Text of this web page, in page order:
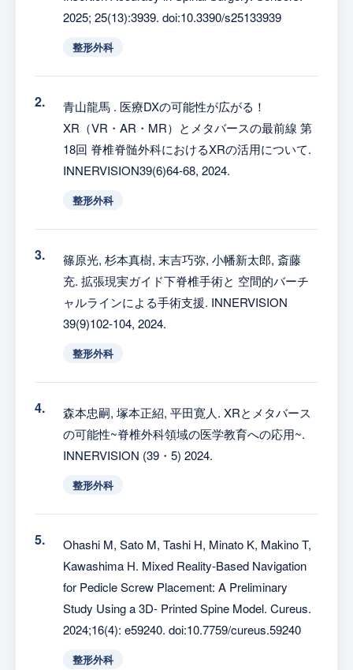
2025; 25(13):3939. doi:10.3390/s25133939
整形外科
青山龍馬 . 医療DXの可能性が広がる！
XR（VR・AR・MR）とメタバースの最前線 第
18回 脊椎脊髄外科におけるXRの活用について.
INNERVISION39(6)64-68, 2024.
整形外科
篠原光, 杉本真樹, 末吉巧弥, 小幡新太郎, 斎藤
充. 拡張現実ガイド下脊椎手術と 空間的バーチ
ャルラインによる手術支援. INNERVISION
39(9)102-104, 2024.
整形外科
森本忠嗣, 塚本正紹, 平田寛人. XRとメタバース
の可能性~脊椎外科領域の医学教育への応用~.
INNERVISION (39・5) 2024.
整形外科
Ohashi M, Sato M, Tashi H, Minato K, Makino T,
Kawashima H. Mixed Reality-Based Navigation
for Pedicle Screw Placement: A Preliminary
Study Using a 3D- Printed Spine Model. Cureus.
2024;16(4): e59240. doi:10.7759/cureus.59240
整形外科